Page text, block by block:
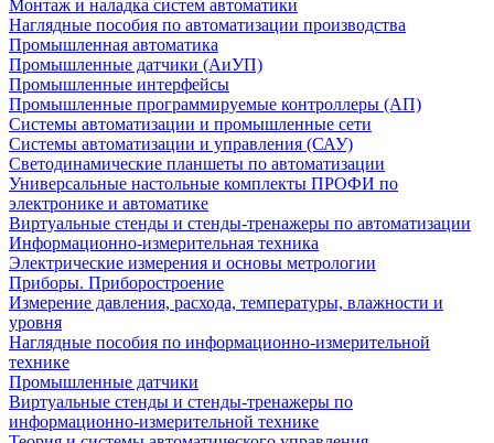
Монтаж и наладка систем автоматики
Наглядные пособия по автоматизации производства
Промышленная автоматика
Промышленные датчики (АиУП)
Промышленные интерфейсы
Промышленные программируемые контроллеры (АП)
Системы автоматизации и промышленные сети
Системы автоматизации и управления (САУ)
Светодинамические планшеты по автоматизации
Универсальные настольные комплекты ПРОФИ по
электронике и автоматике
Виртуальные стенды и стенды-тренажеры по автоматизации
Информационно-измерительная техника
Электрические измерения и основы метрологии
Приборы. Приборостроение
Измерение давления, расхода, температуры, влажности и
уровня
Наглядные пособия по информационно-измерительной
технике
Промышленные датчики
Виртуальные стенды и стенды-тренажеры по
информационно-измерительной технике